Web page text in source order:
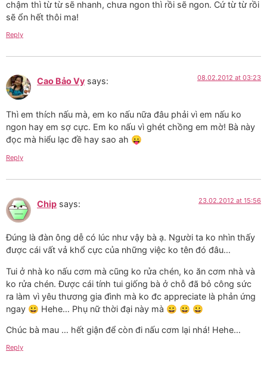
chậm thì từ từ sẽ nhanh, chưa ngon thì rồi sẽ ngon. Cứ từ từ rồi
sẽ ổn hết thôi ma!
Reply
Cao Bảo Vy says: 08.02.2012 at 03:23
Thì em thích nấu mà, em ko nấu nữa đâu phải vì em nấu ko
ngon hay em sợ cực. Em ko nấu vì ghét chồng em mờ! Bà này
đọc mà hiểu lạc đề hay sao ah 😛
Reply
Chip says: 23.02.2012 at 15:56
Đúng là đàn ông dễ có lúc như vậy bà ạ. Người ta ko nhìn thấy
được cái vất vả khổ cực của những việc ko tên đó đâu…
Tui ở nhà ko nấu cơm mà cũng ko rửa chén, ko ăn cơm nhà và
ko rửa chén. Được cái tính tui giống bà ở chỗ đã bỏ công sức
ra làm vì yêu thương gia đình mà ko đc appreciate là phản ứng
ngay 😀 Hehe… Phụ nữ thời đại này mà 😀 😀 😀
Chúc bà mau … hết giận để còn đi nấu cơm lại nhá! Hehe…
Reply